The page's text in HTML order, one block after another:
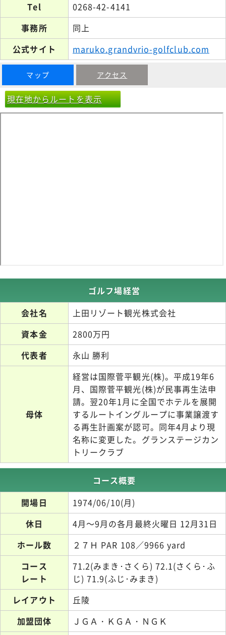
Tel
0268-42-4141
事務所
同上
公式サイト
maruko.grandvrio-golfclub.com
マップ アクセス
現在地からルートを表示
ゴルフ場経営
会社名
上田リゾート観光株式会社
資本金
2800万円
代表者
永山 勝利
母体
経営は国際菅平観光(株)。平成19年6
月、国際菅平観光(株)が民事再生法申
請。翌20年1月に全国でホテルを展開
するルートイングループに事業譲渡す
る再生計画案が認可。同年4月より現
名称に変更した。グランステージカン
トリークラブ
コース概要
開場日
1974/06/10(月)
休日
4月～9月の各月最終火曜日 12月31日
ホール数
２７Ｈ PAR 108／9966 yard
コース
レート
71.2(みまき･さくら) 72.1(さくら･ふ
じ) 71.9(ふじ･みまき)
レイアウト
丘陵
加盟団体
ＪＧＡ・ＫＧＡ・ＮＧＫ